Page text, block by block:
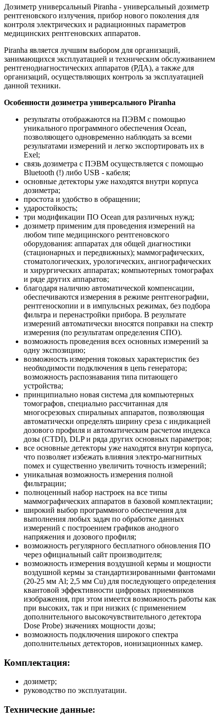
Дозиметр универсальный Piranha - универсальный дозиметр
рентгеновского излучения, прибор нового поколения для
контроля электрических и радиационных параметров
медицинских рентгеновских аппаратов.
Piranha является лучшим выбором для организаций,
занимающихся эксплуатацией и техническим обслуживанием
рентгенодиагностических аппаратов (РДА), а также для
организаций, осуществляющих контроль за эксплуатацией
данной техники.
Особенности дозиметра универсального Piranha
результаты отображаются на ПЭВМ с помощью
уникального программного обеспечения Ocean,
позволяющего одновременно наблюдать за всеми
результатами измерений и легко экспортировать их в
Exel;
связь дозиметра с ПЭВМ осуществляется с помощью
Bluetooth (!) либо USB - кабеля;
основные детекторы уже находятся внутри корпуса
дозиметра;
простота и удобство в обращении;
ударостойкость;
три модификации ПО Ocean для различных нужд;
дозиметр применим для проведения измерений на
любом типе медицинского рентгеновского
оборудования: аппаратах для общей диагностики
(стационарных и передвижных); маммографических,
стоматологических, урологических, ангиографических
и хирургических аппаратах; компьютерных томографах
и ряде других аппаратов;
благодаря наличию автоматической компенсации,
обеспечиваются измерения в режиме рентгенографии,
рентгеноскопии и в импульсных режимах, без подбора
фильтра и перенастройки прибора. В результате
измерений автоматически вносятся поправки на спектр
измерения (по результатам определения СПО).
возможность проведения всех основных измерений за
одну экспозицию;
возможность измерения токовых характеристик без
необходимости подключения в цепь генератора;
возможность распознавания типа питающего
устройства;
принципиально новая система для компьютерных
томографов, специально рассчитанная для
многосрезовых спиральных аппаратов, позволяющая
автоматически определять ширину среза с индикацией
дозового профиля и автоматическим расчетом индекса
дозы (CTDI), DLP и ряда других основных параметров;
все основные детекторы уже находятся внутри корпуса,
что позволяет избежать влияния электро-магнитных
помех и существенно увеличить точность измерений;
уникальная возможность измерения полной
фильтрации;
полноценный набор настроек на все типы
маммографических аппаратов в базовой комплектации;
широкий выбор программного обеспечения для
выполнения любых задач по обработке данных
измерений с построением графиков анодного
напряжения и дозового профиля;
возможность регулярного бесплатного обновления ПО
через официальный сайт производителя;
возможность измерения воздушной кермы и мощности
воздушной кермы за стандартизированными фантомами
(20-25 мм Al; 2,5 мм Cu) для последующего определения
квантовой эффективности цифровых приемников
изображения, при этом имеется возможность работы как
при высоких, так и при низких (с применением
дополнительного высокочувствительного детектора
Dose Probe) значениях мощности дозы;
возможность подключения широкого спектра
дополнительных детекторов, ионизационных камер.
Комплектация:
дозиметр;
руководство по эксплуатации.
Технические данные: